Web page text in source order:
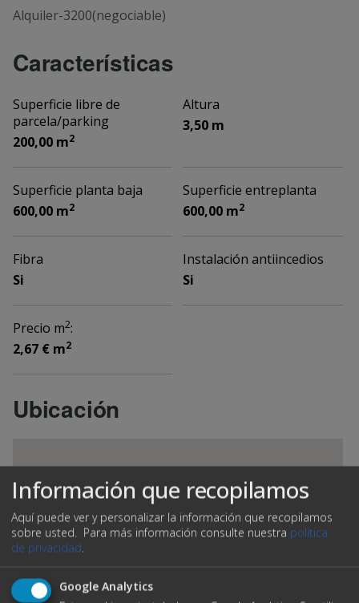
Alquiler-3200(negociable)
Características
Superficie libre de
parcela/parking
200,00 m2
Altura
3,50 m
Superficie planta baja
600,00 m2
Superficie entreplanta
600,00 m2
Fibra
Si
Instalación antiincedios
Si
Precio m2:
2,67 € m2
Ubicación
Información que recopilamos
Aquí puede ver y personalizar la información que recopilamos
sobre usted. Para más información consulte nuestra política
de privacidad.
Google Analytics